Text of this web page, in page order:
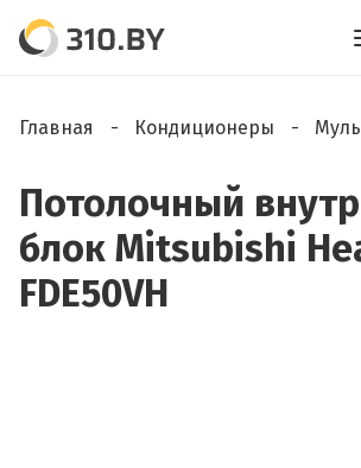
Главная Кондиционеры
Потолочный
блок Mitsubishi
FDE50VH